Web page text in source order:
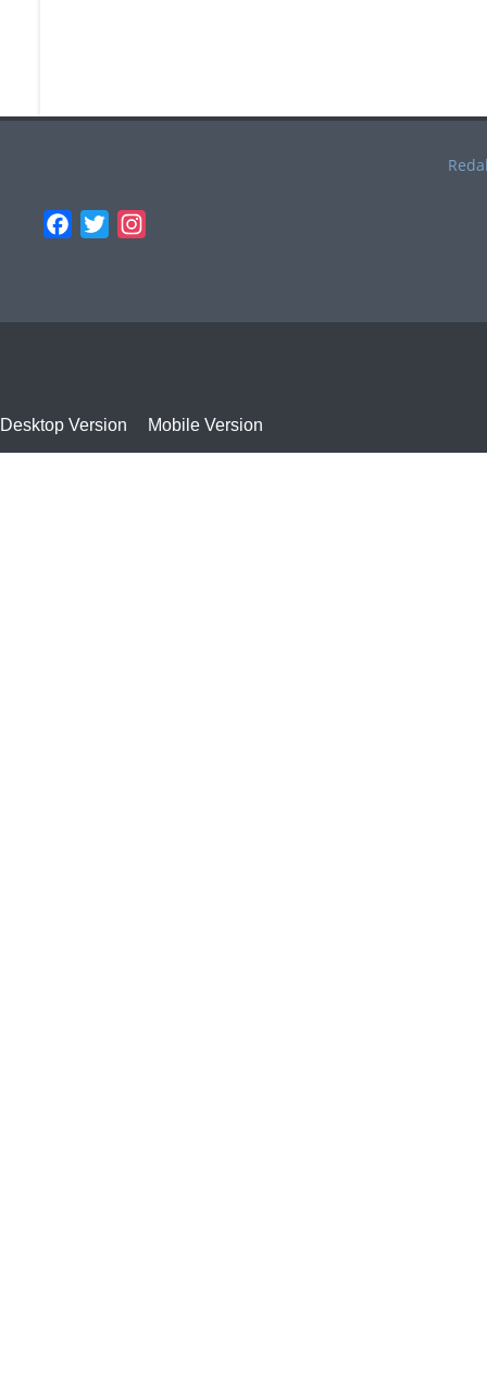
Facebook
Twitter
Desktop Version Mobile Version